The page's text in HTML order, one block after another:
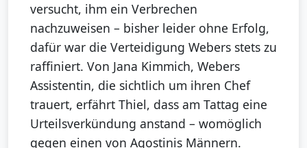
versucht, ihm ein Verbrechen
nachzuweisen – bisher leider ohne Erfolg,
dafür war die Verteidigung Webers stets zu
raffiniert. Von Jana Kimmich, Webers
Assistentin, die sichtlich um ihren Chef
trauert, erfährt Thiel, dass am Tattag eine
Urteilsverkündung anstand – womöglich
gegen einen von Agostinis Männern.